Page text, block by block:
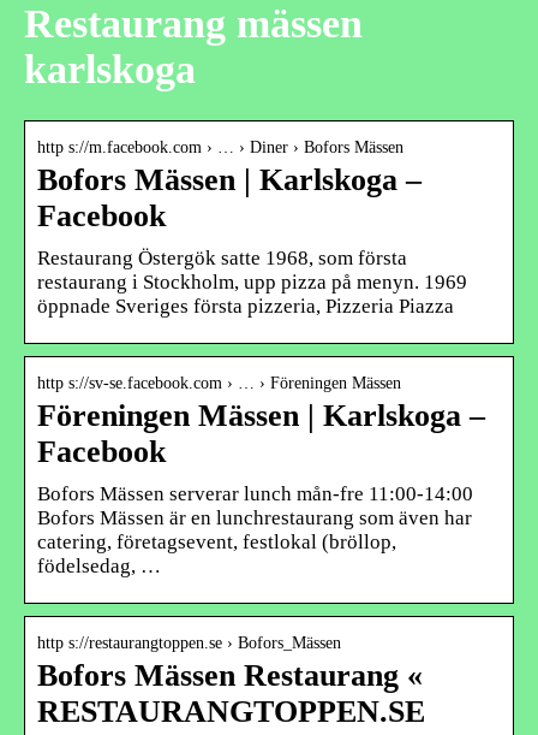
Restaurang mässen
karlskoga
http s://m.facebook.com › … › Diner › Bofors Mässen
Bofors Mässen | Karlskoga –
Facebook
Restaurang Östergök satte 1968, som första
restaurang i Stockholm, upp pizza på menyn. 1969
öppnade Sveriges första pizzeria, Pizzeria Piazza
http s://sv-se.facebook.com › … › Föreningen Mässen
Föreningen Mässen | Karlskoga –
Facebook
Bofors Mässen serverar lunch mån-fre 11:00-14:00
Bofors Mässen är en lunchrestaurang som även har
catering, företagsevent, festlokal (bröllop,
födelsedag, …
http s://restaurangtoppen.se › Bofors_Mässen
Bofors Mässen Restaurang «
RESTAURANGTOPPEN.SE